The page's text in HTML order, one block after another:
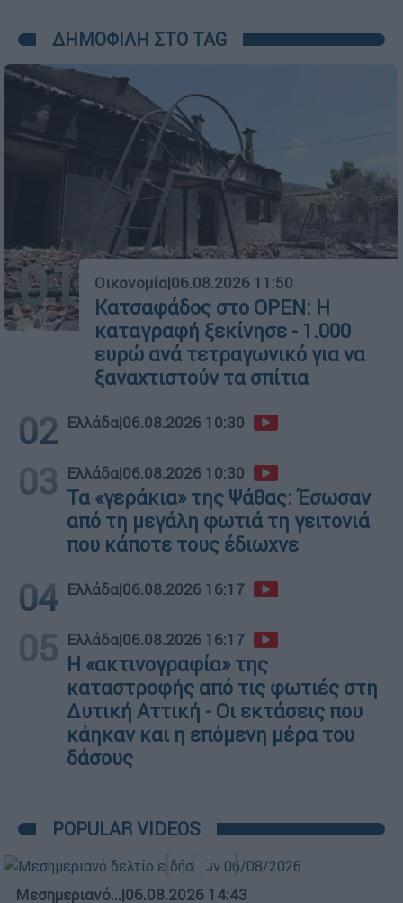
ΔΗΜΟΦΙΛΗ ΣΤΟ TAG
01 Οικονομία|06.08.2026 11:50
Κατσαφάδος στο OPEN: Η
καταγραφή ξεκίνησε - 1.000
ευρώ ανά τετραγωνικό για να
ξαναχτιστούν τα σπίτια
02 Ελλάδα|06.08.2026 10:30
03 Ελλάδα|06.08.2026 10:30
Τα «γεράκια» της Ψάθας: Έσωσαν
από τη μεγάλη φωτιά τη γειτονιά
που κάποτε τους έδιωχνε
04 Ελλάδα|06.08.2026 16:17
05 Ελλάδα|06.08.2026 16:17
Η «ακτινογραφία» της
καταστροφής από τις φωτιές στη
Δυτική Αττική - Οι εκτάσεις που
κάηκαν και η επόμενη μέρα του
δάσους
POPULAR VIDEOS
Μεσημεριανό...|06.08.2026 14:43